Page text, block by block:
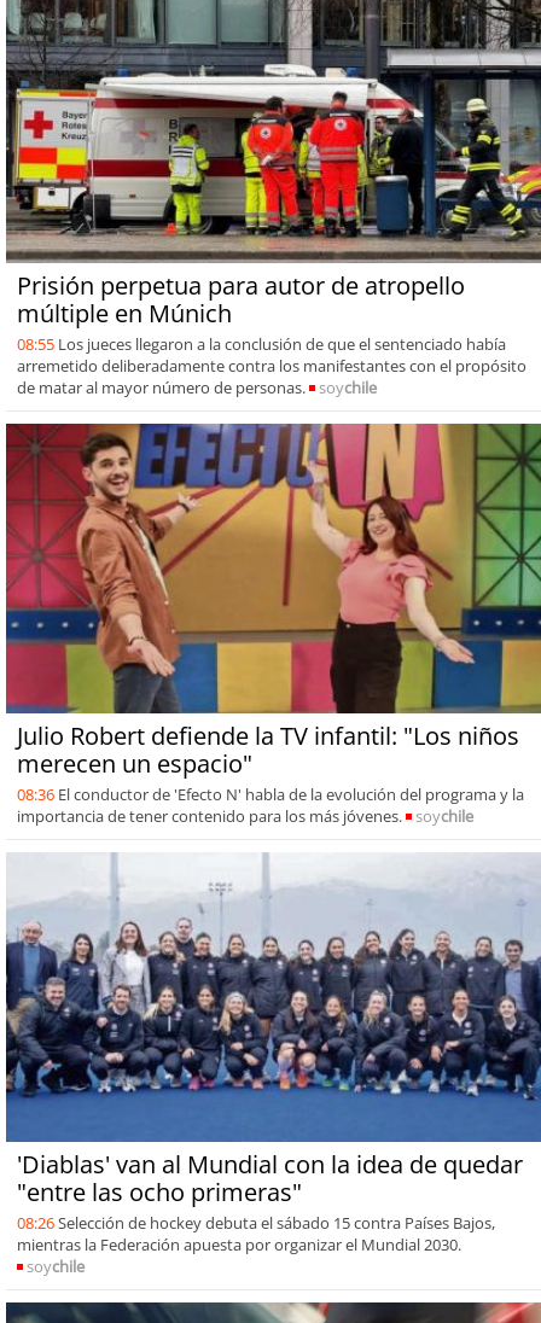
Prisión perpetua para autor de atropello
múltiple en Múnich
08:55 Los jueces llegaron a la conclusión de que el sentenciado había
arremetido deliberadamente contra los manifestantes con el propósito
de matar al mayor número de personas.
soychile
Julio Robert defiende la TV infantil: "Los niños
merecen un espacio"
08:36 El conductor de 'Efecto N' habla de la evolución del programa y la
importancia de tener contenido para los más jóvenes.
soychile
'Diablas' van al Mundial con la idea de quedar
"entre las ocho primeras"
08:26Selección de hockey debuta el sábado 15 contra Países Bajos,
mientras la Federación apuesta por organizar el Mundial 2030.
soychile